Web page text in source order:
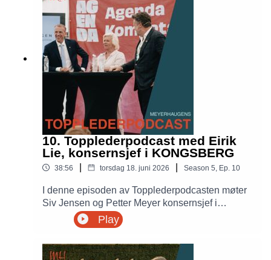
lede en organisasjon med et tydelig
samfunnsoppdrag, og hvordan man bygger tillit,
mobiliserer mennesker og skaper tilhørighet i en
tid med sterke motsetninger.
10. Topplederpodcast med Eirik
Lie, konsernsjef i KONGSBERG
38:56 torsdag 18. juni 2026 Season 5 Ep. 10
I denne episoden av Topplederpodcasten møter
Siv Jensen og Petter Meyer konsernsjef i
KONGSBERG, Eirik Lie, live på Kongsberg
Agenda. De snakker om ledelse i en mer urolig
Norges fremtid, og hva som skal til for å lede et
Play